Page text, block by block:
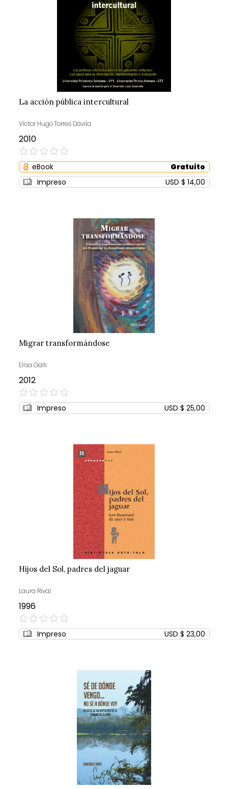
La acción pública intercultural
Víctor Hugo Torres Dávila
2010
0%
eBook
Gratuito
Impreso
USD $ 14,00
Migrar transformándose
Elisa Galli
2012
0%
Impreso USD $ 25,00
Hijos del Sol, padres del jaguar
Laura Rival
1996
0%
Impreso USD $ 23,00